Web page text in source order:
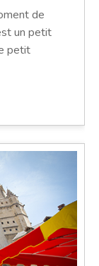
de
un petit
petit